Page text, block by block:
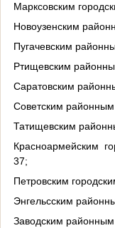
Марксовским
Новоузенским
Пугачевским
Ртищевским
Саратовским
Советским районным
Татищевским
Красноармейским
37;
Петровским
Энгельсским
Заводским